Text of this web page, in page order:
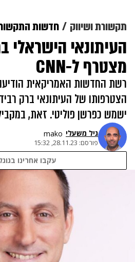
תקשורת ושיווק חדשות
העיתונאי הישראלי
מצטרף ל-CNN
רשת החדשות האמריקאית
הצטרפותו של העיתונאי ברק
ישמש כפרשן פוליטי. זאת,
גיל משעלי mako
פורסם: 28.11.23, 15:32
עקבו אחרינו